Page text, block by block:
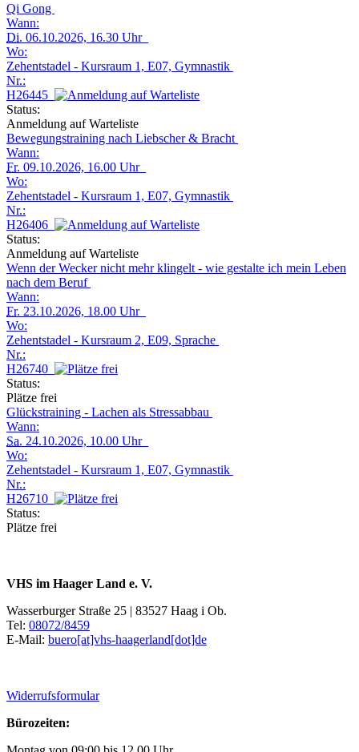
Qi Gong
Wann:
Di. 06.10.2026, 16.30 Uhr
Wo:
Zehentstadel - Kursraum 1, E07, Gymnastik
Nr.:
H26445
Status:
Anmeldung auf Warteliste
Bewegungstraining nach Liebscher & Bracht
Wann:
Fr. 09.10.2026, 16.00 Uhr
Wo:
Zehentstadel - Kursraum 1, E07, Gymnastik
Nr.:
H26406
Status:
Anmeldung auf Warteliste
Wenn der Wecker nicht mehr klingelt - wie gestalte ich mein Leben
nach dem Beruf
Wann:
Fr. 23.10.2026, 18.00 Uhr
Wo:
Zehentstadel - Kursraum 2, E09, Sprache
Nr.:
H26740
Status:
Plätze frei
Glückstraining - Lachen als Stressabbau
Wann:
Sa. 24.10.2026, 10.00 Uhr
Wo:
Zehentstadel - Kursraum 1, E07, Gymnastik
Nr.:
H26710
Status:
Plätze frei
VHS im Haager Land e. V.
Wasserburger Straße 25 | 83527 Haag i Ob.
Tel: 08072/8459
E-Mail: buero[at]vhs-haagerland[dot]de
Widerrufsformular
Bürozeiten: